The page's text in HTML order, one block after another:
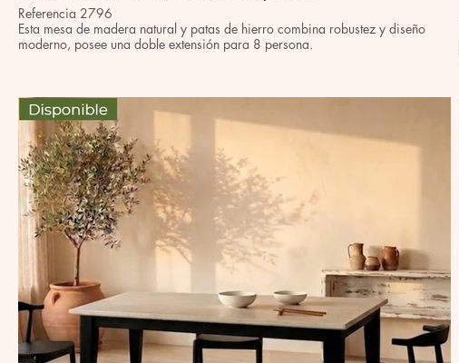
Referencia 2796
Esta mesa de madera natural y patas de hierro combina robustez y diseño
moderno, posee una doble extensión para 8 persona.